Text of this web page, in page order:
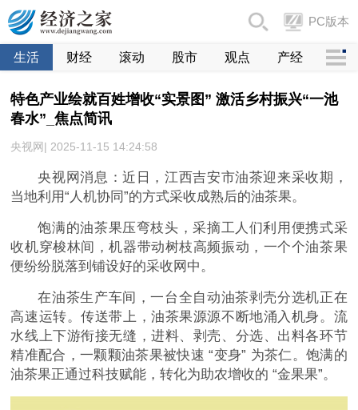
PC版本
生活 财经 滚动 股市 观点 产经
特色产业绘就百姓增收“实景图” 激活乡村振兴“一池
春水”_焦点简讯
央视网| 2025-11-15 14:24:58
央视网消息：近日，江西吉安市油茶迎来采收期，
当地利用“人机协同”的方式采收成熟后的油茶果。
饱满的油茶果压弯枝头，采摘工人们利用便携式采
收机穿梭林间，机器带动树枝高频振动，一个个油茶果
便纷纷脱落到铺设好的采收网中。
在油茶生产车间，一台全自动油茶剥壳分选机正在
高速运转。传送带上，油茶果源源不断地涌入机身。流
水线上下游衔接无缝，进料、剥壳、分选、出料各环节
精准配合，一颗颗油茶果被快速 “变身” 为茶仁。饱满的
油茶果正通过科技赋能，转化为助农增收的 “金果果”。